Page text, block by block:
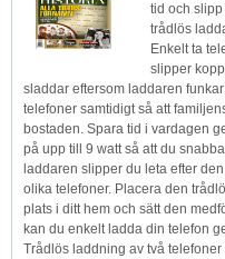
tid och
trådlös
Enkelt ta
slipper
sladdar eftersom laddaren
telefoner samtidigt så att
bostaden. Spara tid i vardagen
på upp till 9 watt så att du
laddaren slipper du leta efter
olika telefoner. Placera den
plats i ditt hem och sätt den
kan du enkelt ladda din telefon
Trådlös laddning av två